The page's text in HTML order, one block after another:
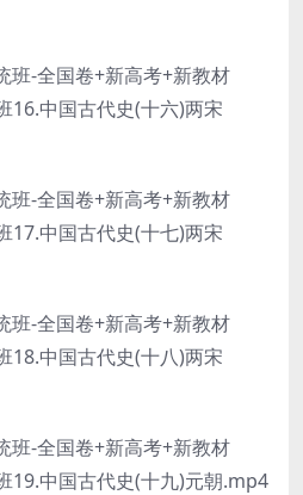
-全国卷+新高考+新教材
16.中国古代史(十六)两宋
-全国卷+新高考+新教材
17.中国古代史(十七)两宋
-全国卷+新高考+新教材
18.中国古代史(十八)两宋
-全国卷+新高考+新教材
19.中国古代史(十九)元朝.mp4